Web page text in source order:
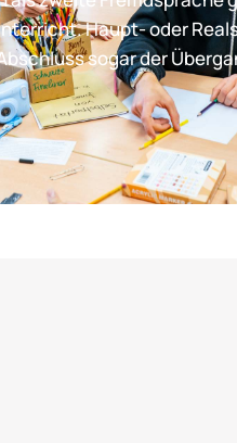
Haupt- oder
sogar der